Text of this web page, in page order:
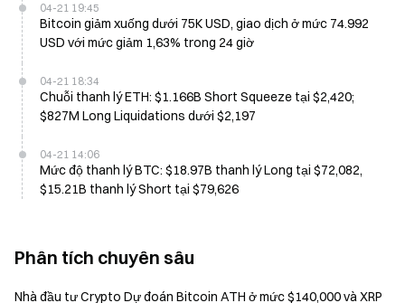
04-21 19:45
Bitcoin giảm xuống dưới 75K USD, giao dịch ở mức 74.992
USD với mức giảm 1,63% trong 24 giờ
04-21 18:34
Chuỗi thanh lý ETH: $1.166B Short Squeeze tại $2,420;
$827M Long Liquidations dưới $2,197
04-21 14:06
Mức độ thanh lý BTC: $18.97B thanh lý Long tại $72,082,
$15.21B thanh lý Short tại $79,626
Phân tích chuyên sâu
Nhà đầu tư Crypto Dự đoán Bitcoin ATH ở mức $140,000 và XRP